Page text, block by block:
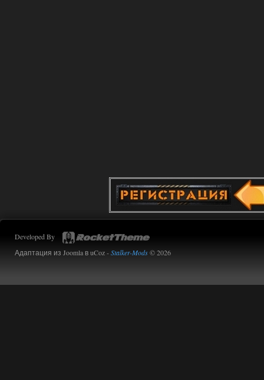
Developed By
Адаптация из Joomla в uCoz -Stalker-Mods© 2026